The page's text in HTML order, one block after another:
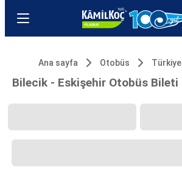
Ana sayfa Otobüs Türkiye
Bilecik - Eskişehir Otobüs Bileti